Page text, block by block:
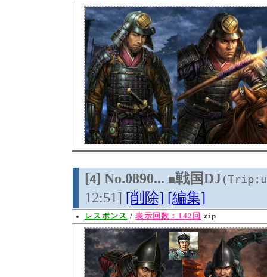
[4] No.0890... ■戦国DJ
12:51] [削除] [編集]
レスポンス /表示回数：142回 zip